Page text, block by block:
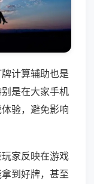
计算辅助也是
是在大家手机
验，避免影响
家反映在游戏
到好牌，甚至